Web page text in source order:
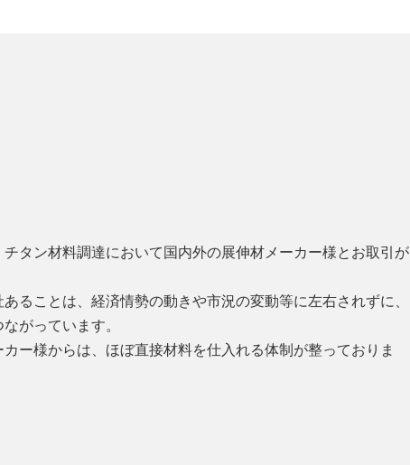
タン材料調達において国内外の展伸材メーカー様とお取引が
ることは、経済情勢の動きや市況の変動等に左右されずに、
がっています。
ー様からは、ほぼ直接材料を仕入れる体制が整っておりま